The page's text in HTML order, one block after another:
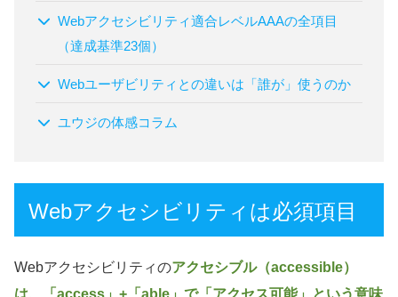
Webアクセシビリティ適合レベルAAAの全項目
（達成基準23個）
Webユーザビリティとの違いは「誰が」使うのか
ユウジの体感コラム
Webアクセシビリティは必須項目
Webアクセシビリティのアクセシブル（accessible）
は、「access」+「able」で「アクセス可能」という意味